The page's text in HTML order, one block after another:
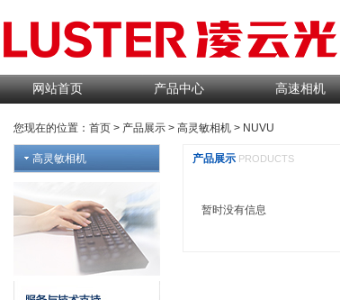
网站首页 产品中心 高速相机
您现在的位置： 首页 > 产品展示 > 高灵敏相机 > NUVU
高灵敏相机 产品展示 PRODUCTS
暂时没有信息